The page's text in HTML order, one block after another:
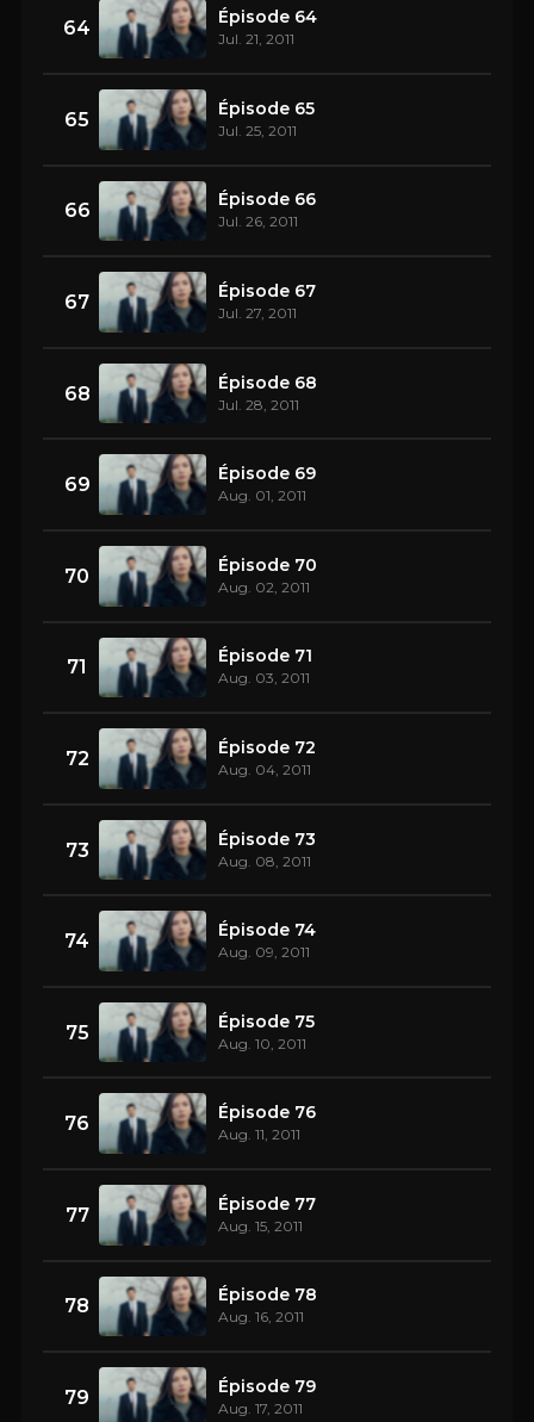
64 Épisode 64
Jul. 21, 2011
65 Épisode 65
Jul. 25, 2011
66 Épisode 66
Jul. 26, 2011
67 Épisode 67
Jul. 27, 2011
68 Épisode 68
Jul. 28, 2011
69 Épisode 69
Aug. 01, 2011
70 Épisode 70
Aug. 02, 2011
71 Épisode 71
Aug. 03, 2011
72 Épisode 72
Aug. 04, 2011
73 Épisode 73
Aug. 08, 2011
74 Épisode 74
Aug. 09, 2011
75 Épisode 75
Aug. 10, 2011
76 Épisode 76
Aug. 11, 2011
77 Épisode 77
Aug. 15, 2011
78 Épisode 78
Aug. 16, 2011
79 Épisode 79
Aug. 17, 2011